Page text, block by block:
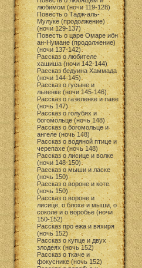
любимом (ночи 119-128)
Повесть о Тадж-аль-
Мулуке (продолжение)
(ночи 129-137)
Повесть о царе Омаре ибн
ан-Нумане (продолжение)
(ночи 137-142)
Рассказ о любителе
хашиша (ночи 142-144)
Рассказ бедуина Хаммада
(ночи 144-145)
Рассказ о гусыне и
львенке (ночи 145-146)
Рассказ о газеленке и паве
(ночь 147)
Рассказ о голубях и
богомольце (ночь 148)
Рассказ о богомольце и
ангеле (ночь 148)
Рассказ о водяной птице и
черепахе (ночь 148)
Рассказ о лисице и волке
(ночи 148-150)
Рассказ о мыши и ласке
(ночь 150)
Рассказ о вороне и коте
(ночь 150)
Рассказ о вороне и
лисице, о блохе и мыши, о
соколе и о воробье (ночи
150-152)
Рассказ про ежа и вяхиря
(ночь 152)
Рассказ о купце и двух
злодеях (ночь 152)
Рассказ о ткаче и
фокуснике (ночь 152)